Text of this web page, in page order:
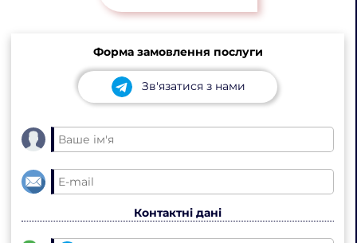
Форма замовлення послуги
Зв'язатися з нами
Контактні дані